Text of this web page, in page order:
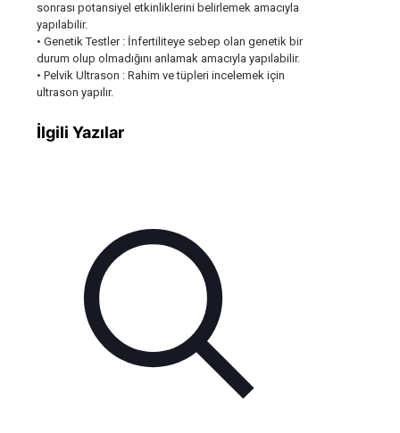
sonrası potansiyel etkinliklerini belirlemek amacıyla
yapılabilir.
• Genetik Testler : İnfertiliteye sebep olan genetik bir
durum olup olmadığını anlamak amacıyla yapılabilir.
• Pelvik Ultrason : Rahim ve tüpleri incelemek için
ultrason yapılır.
İlgili Yazılar